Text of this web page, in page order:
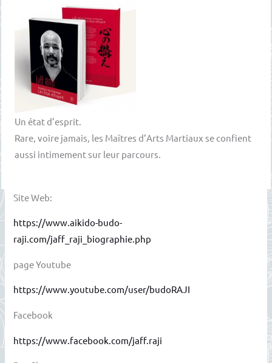
Un état d’esprit.
Rare, voire jamais, les Maîtres d’Arts Martiaux se confient
aussi intimement sur leur parcours.
Site Web:
https://www.aikido-budo-
raji.com/jaff_raji_biographie.php
page Youtube
https://www.youtube.com/user/budoRAJI
Facebook
https://www.facebook.com/jaff.raji